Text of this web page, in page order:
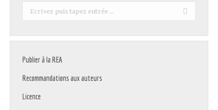
Recherche
Publier à la REA
Recommandations aux auteurs
Licence